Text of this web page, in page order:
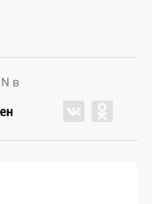
в